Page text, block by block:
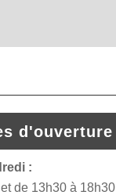
d'ouverture
:
de 13h30 à 18h30